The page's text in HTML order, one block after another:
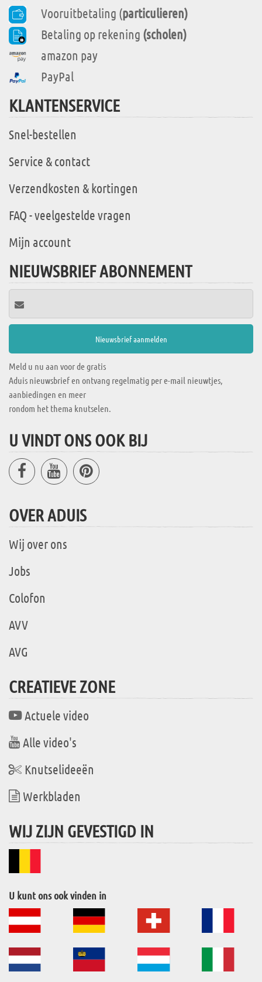
Vooruitbetaling (particulieren)
Betaling op rekening (scholen)
amazon pay
PayPal
KLANTENSERVICE
Snel-bestellen
Service & contact
Verzendkosten & kortingen
FAQ - veelgestelde vragen
Mijn account
NIEUWSBRIEF ABONNEMENT
Meld u nu aan voor de gratis
Aduis nieuwsbrief en ontvang regelmatig per e-mail nieuwtjes,
aanbiedingen en meer
rondom het thema knutselen.
U VINDT ONS OOK BIJ
OVER ADUIS
Wij over ons
Jobs
Colofon
AVV
AVG
CREATIEVE ZONE
Actuele video
Alle video's
Knutselideeën
Werkbladen
WIJ ZIJN GEVESTIGD IN
U kunt ons ook vinden in